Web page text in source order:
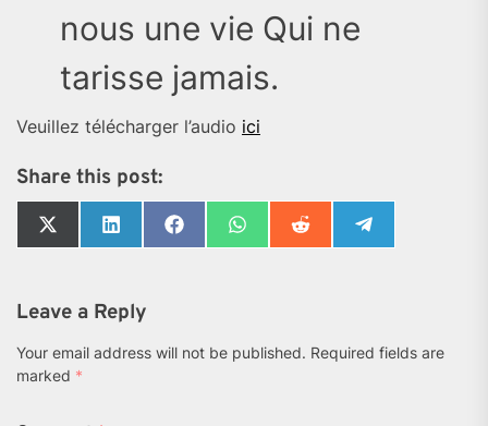
nous une vie Qui ne
tarisse jamais.
Veuillez télécharger l’audio ici
Share this post:
Share
on
Share
on
Share
on
Share
on
Share
on
Share
on
Leave a Reply
Your email address will not be published. Required fields are
marked *